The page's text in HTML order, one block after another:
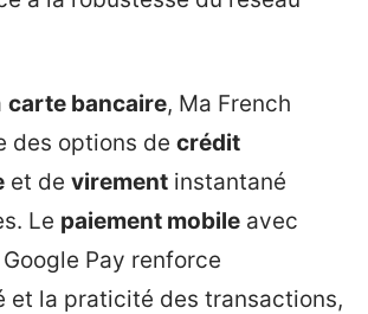
carte bancaire, Ma French
des options de crédit
et de virement instantané
Le paiement mobile avec
Pay renforce
et la praticité des transactions,